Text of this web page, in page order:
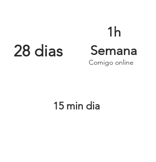
28 dias
1h
Semana
15 min dia
Comigo online